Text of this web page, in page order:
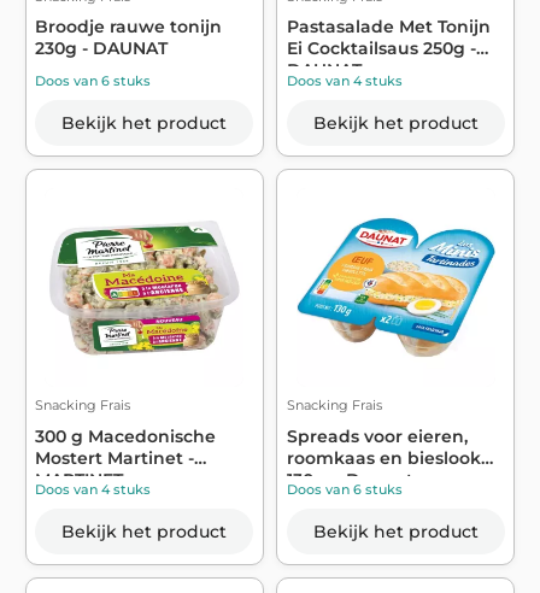
Broodje rauwe tonijn
230g - DAUNAT
Doos van 6 stuks
Bekijk het product
Pastasalade Met Tonijn
Ei Cocktailsaus 250g -
DAUNAT
Doos van 4 stuks
Bekijk het product
Snacking Frais
300 g Macedonische
Mostert Martinet -
MARTINET
Doos van 4 stuks
Bekijk het product
Snacking Frais
Spreads voor eieren,
roomkaas en bieslook
130 g - Daunat
Doos van 6 stuks
Bekijk het product